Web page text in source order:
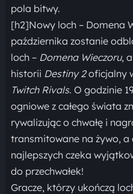
pola bitwy.
[h2]Nowy loch – Domena
października zostanie
loch – Domena Wieczoru,
historii Destiny 2oficjalny
Twitch Rivals. O godzinie
ogniowe z całego świata
rywalizując o chwałę i
transmitowane na żywo, a
najlepszych czeka
do przechwałek!
Gracze, którzy ukończą